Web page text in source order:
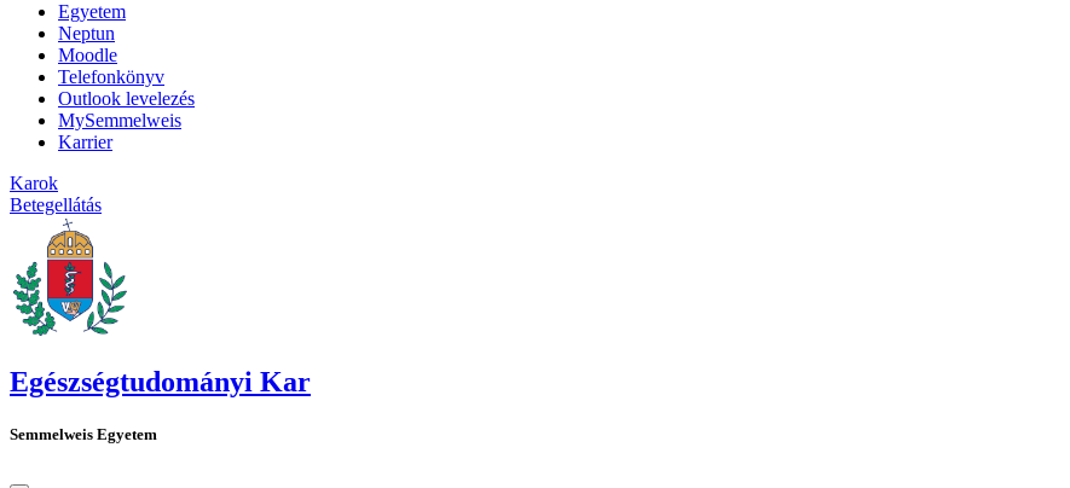
Egyetem
Neptun
Moodle
Telefonkönyv
Outlook levelezés
MySemmelweis
Karrier
Karok
Betegellátás
Egészségtudományi Kar
Semmelweis Egyetem